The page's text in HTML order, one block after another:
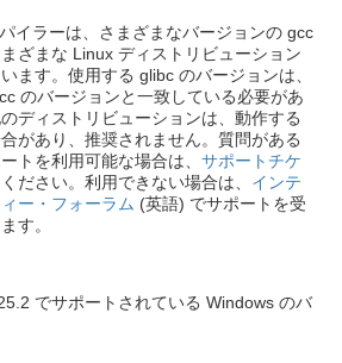
イラーは、さまざまなバージョンの gcc
ざまな Linux ディストリビューション
ます。使用する glibc のバージョンは、
のバージョンと一致している必要があ
ディストリビューションは、動作する
があり、推奨されません。質問がある
トを利用可能な場合は、 サポートチケ
ださい。利用できない場合は、 インテ
ー・フォーラム (英語) でサポートを受
す。
でサポートされている Windows のバ